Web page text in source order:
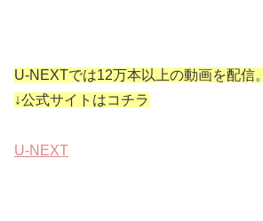
U-NEXTでは12万本以上の動画を配信。
↓公式サイトはコチラ
U-NEXT